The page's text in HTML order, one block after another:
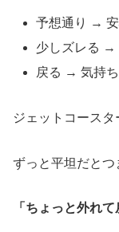
予想通り →
少しズレる →
戻る → 気持ち
ジェットコースタ
ずっと平坦だとつ
「ちょっと外れて